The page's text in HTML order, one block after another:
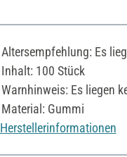
Altersempfehlung: Es
Inhalt: 100 Stück
Warnhinweis: Es liegen
Material: Gummi
Herstellerinformationen